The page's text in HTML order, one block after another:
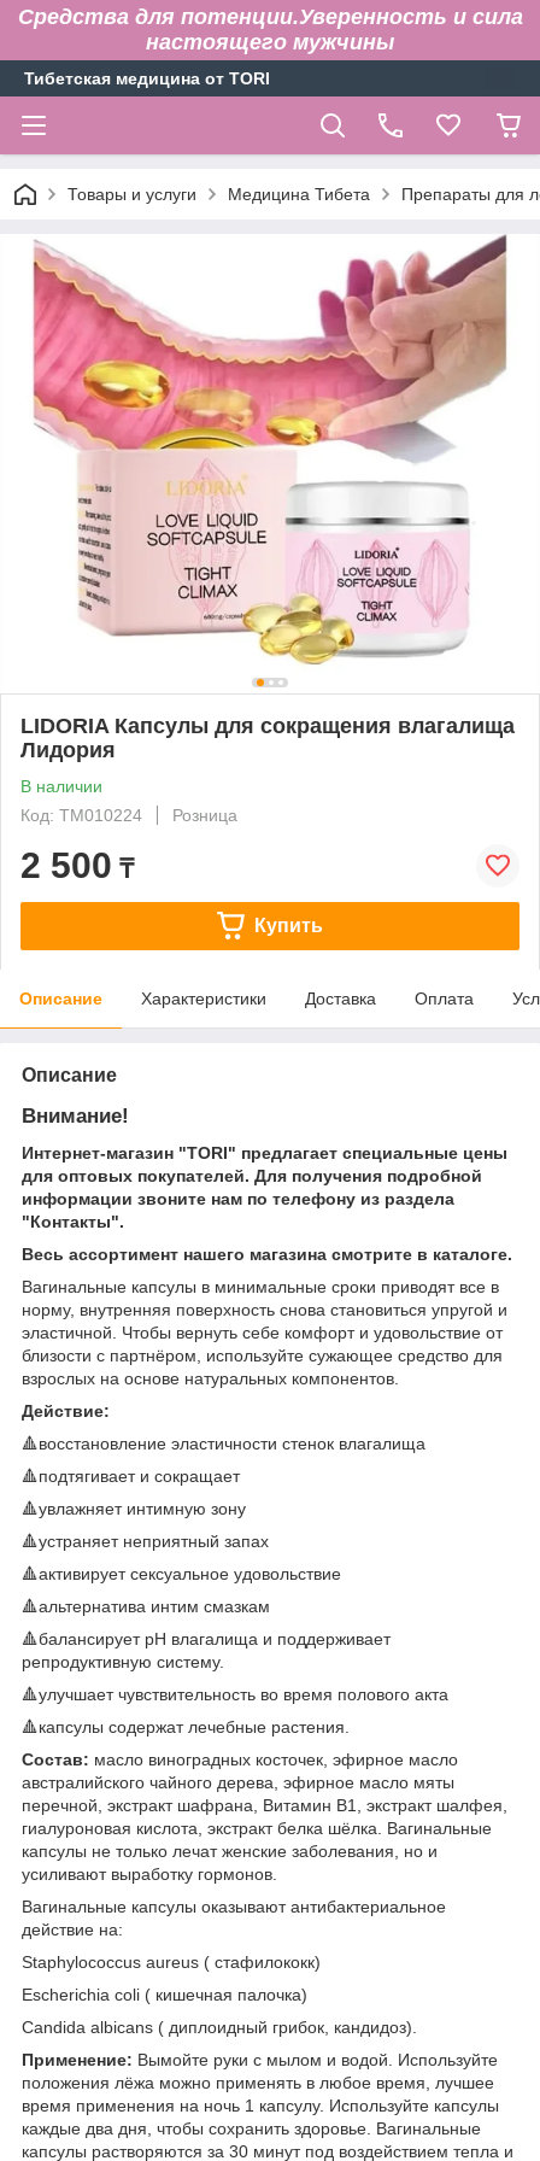
Средства для потенции.Уверенность и сила
настоящего мужчины
Тибетская медицина от TORI
Товары и услуги Медицина Тибета Препараты для
LIDORIA Капсулы для сокращения влагалища
Лидория
В наличии
Код: ТМ010224
Розница
2 500 ₸
Купить
Описание Характеристики Доставка Оплата
Описание
Внимание!
Интернет-магазин "TORI" предлагает специальные цены
для оптовых покупателей. Для получения подробной
информации звоните нам по телефону из раздела
"Контакты".
Весь ассортимент нашего магазина смотрите в каталоге.
Вагинальные капсулы в минимальные сроки приводят все в
норму, внутренняя поверхность снова становиться упругой и
эластичной. Чтобы вернуть себе комфорт и удовольствие от
близости с партнёром, используйте сужающее средство для
взрослых на основе натуральных компонентов.
Действие:
🔺восстановление эластичности стенок влагалища
🔺подтягивает и сокращает
🔺увлажняет интимную зону
🔺устраняет неприятный запах
🔺активирует сексуальное удовольствие
🔺альтернатива интим смазкам
🔺балансирует pH влагалища и поддерживает
репродуктивную систему.
🔺улучшает чувствительность во время полового акта
🔺капсулы содержат лечебные растения.
Состав: масло виноградных косточек, эфирное масло
австралийского чайного дерева, эфирное масло мяты
перечной, экстракт шафрана, Витамин В1, экстракт шалфея,
гиалуроновая кислота, экстракт белка шёлка. Вагинальные
капсулы не только лечат женские заболевания, но и
усиливают выработку гормонов.
Вагинальные капсулы оказывают антибактериальное
действие на:
Staphylococcus aureus ( стафилококк)
Escherichia coli ( кишечная палочка)
Candida albicans ( диплоидный грибок, кандидоз).
Применение: Вымойте руки с мылом и водой. Используйте
положения лёжа можно применять в любое время, лучшее
время применения на ночь 1 капсулу. Используйте капсулы
каждые два дня, чтобы сохранить здоровье. Вагинальные
капсулы растворяются за 30 минут под воздействием тепла и